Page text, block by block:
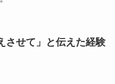
させて」と伝えた経験